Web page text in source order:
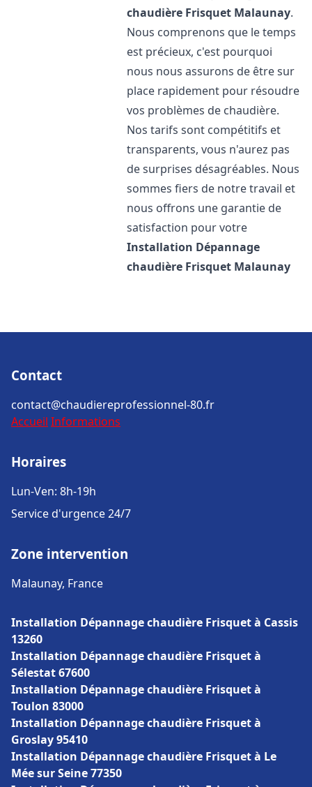
chaudière Frisquet Malaunay.
Nous comprenons que le temps
est précieux, c'est pourquoi
nous nous assurons de être sur
place rapidement pour résoudre
vos problèmes de chaudière.
Nos tarifs sont compétitifs et
transparents, vous n'aurez pas
de surprises désagréables. Nous
sommes fiers de notre travail et
nous offrons une garantie de
satisfaction pour votre
Installation Dépannage
chaudière Frisquet Malaunay
Contact
contact@chaudiereprofessionnel-80.fr
Accueil Informations
Horaires
Lun-Ven: 8h-19h
Service d'urgence 24/7
Zone intervention
Malaunay, France
Installation Dépannage chaudière Frisquet à Cassis
13260
Installation Dépannage chaudière Frisquet à
Sélestat 67600
Installation Dépannage chaudière Frisquet à
Toulon 83000
Installation Dépannage chaudière Frisquet à
Groslay 95410
Installation Dépannage chaudière Frisquet à Le
Mée sur Seine 77350